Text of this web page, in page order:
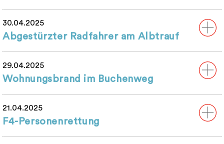
30.04.2025
Abgestürzter Radfahrer am Albtrauf
29.04.2025
Wohnungsbrand im Buchenweg
21.04.2025
F4-Personenrettung